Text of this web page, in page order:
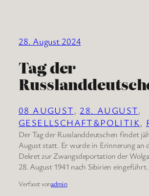
28. August 2024
Tag der
08 AUGUST, 28. AUGUST
GESELLSCHAFT&POLITIK,
Der Tag der Russlanddeutschen findet
August statt. Er wurde in Erinnerung an
Dekret zur Zwangsdeportation der
28. August 1941 nach Sibirien eingeführt.
Verfasst vonadmin